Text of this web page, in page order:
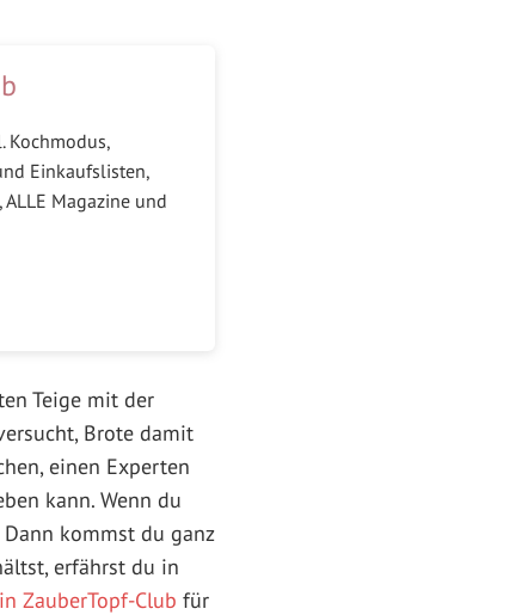
Kochmodus,
Einkaufslisten,
Magazine und
Teige mit der
Brote damit
einen Experten
kann. Wenn du
kommst du ganz
erfährst du in
ZauberTopf-Club für